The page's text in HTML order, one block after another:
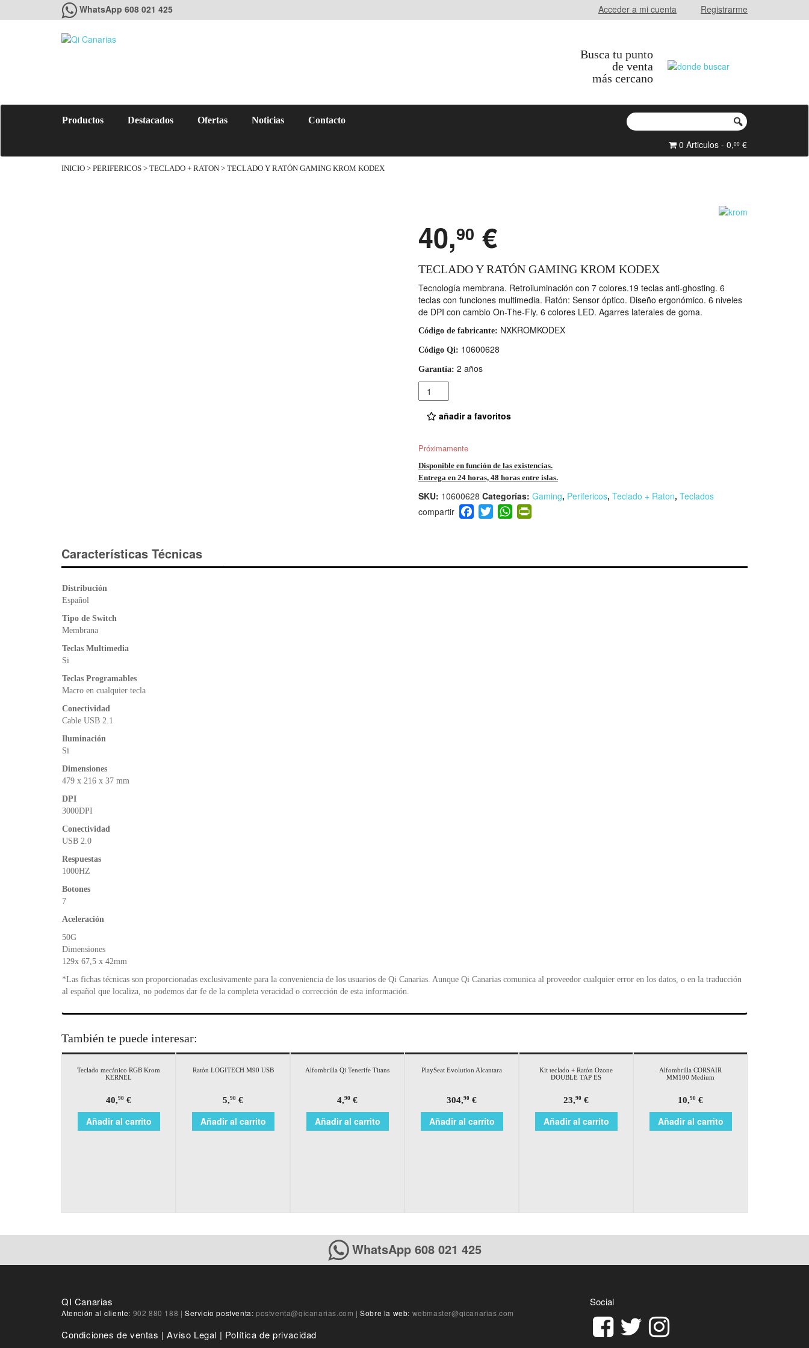
WhatsApp 608 021 425 Acceder a mi cuenta Registrarme
Busca tu punto
de venta
más cercano
Productos Destacados Ofertas Noticias Contacto
0 Articulos - 0,00 €
INICIO > PERIFERICOS > TECLADO + RATON > TECLADO Y RATÓN GAMING KROM KODEX
40,90 €
TECLADO Y RATÓN GAMING KROM KODEX
Tecnología membrana. Retroiluminación con 7 colores.19 teclas anti-ghosting. 6
teclas con funciones multimedia. Ratón: Sensor óptico. Diseño ergonómico. 6 niveles
de DPI con cambio On-The-Fly. 6 colores LED. Agarres laterales de goma.
Código de fabricante: NXKROMKODEX
Código Qi: 10600628
Garantía: 2 años
Cantidad
añadir a favoritos
Próximamente
Disponible en función de las existencias.
Entrega en 24 horas, 48 horas entre islas.
SKU: 10600628 Categorías: Gaming, Perifericos, Teclado + Raton, Teclados
F
a
b
T
wi
W
h
A
Pr
in
e
Características Técnicas
Distribución
Español
Tipo de Switch
Membrana
Teclas Multimedia
Si
Teclas Programables
Macro en cualquier tecla
Conectividad
Cable USB 2.1
Iluminación
Si
Dimensiones
479 x 216 x 37 mm
DPI
3000DPI
Conectividad
USB 2.0
Respuestas
1000HZ
Botones
7
Aceleración
50G
Dimensiones
129x 67,5 x 42mm
*Las fichas técnicas son proporcionadas exclusivamente para la conveniencia de los usuarios de Qi Canarias. Aunque Qi Canarias comunica al proveedor cualquier error en los datos, o en la traducción
al español que localiza, no podemos dar fe de la completa veracidad o corrección de esta información.
También te puede interesar:
Teclado mecánico RGB Krom
KERNEL
40,90 €
Añadir al carrito
Ratón LOGITECH M90 USB
5,90 €
Añadir al carrito
Alfombrilla Qi Tenerife Titans
4,90 €
Añadir al carrito
PlaySeat Evolution Alcantara
304,90 €
Añadir al carrito
Kit teclado + Ratón Ozone
DOUBLE TAP ES
23,90 €
Añadir al carrito
Alfombrilla CORSAIR
MM100 Medium
10,90 €
Añadir al carrito
WhatsApp 608 021 425
Social
QI Canarias
Atención al cliente: 902 880 188 | Servicio postventa:postventa@qicanarias.com | Sobre la web: webmaster@qicanarias.com
Condiciones de ventas |Aviso Legal | Política de privacidad